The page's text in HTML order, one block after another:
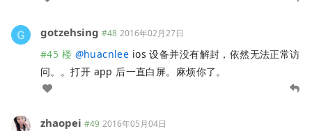
gotzehsing #48 2016年02月27日
#45 楼 @huacnlee ios 设备并没有解封，依然无法正常访
问。。打开 app 后一直白屏。麻烦你了。
zhaopei #49 2016年05月04日